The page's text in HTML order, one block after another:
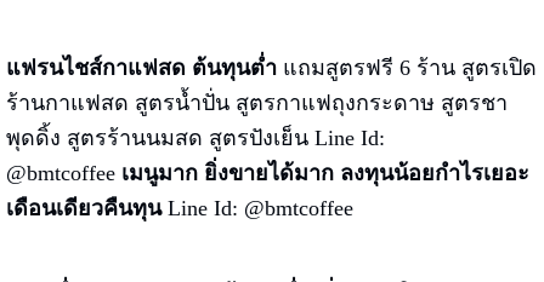
แฟรนไชส์กาแฟสด ต้นทุนต่ำแถมสูตรฟรี 6 ร้าน สูตรเปิด
ร้านกาแฟสด สูตรน้ำปั่น สูตรกาแฟถุงกระดาษ สูตรชา
พุดดิ้ง สูตรร้านนมสด สูตรปังเย็น Line Id:
@bmtcoffee เมนูมาก ยิ่งขายได้มาก ลงทุนน้อยกำไรเยอะ
เดือนเดียวคืนทุนLine Id: @bmtcoffee